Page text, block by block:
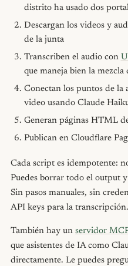
distrito ha usado dos
Descargan los videos y
de la junta
Transcriben el audio con
que maneja bien la mezcla
Conectan los puntos de la
video usando Claude
Generan páginas HTML
Publican en Cloudflare
Cada script es idempotente:
Puedes borrar todo el output
Sin pasos manuales, sin
API keys para la transcripción.
También hay un servidor
que asistentes de IA como
directamente. Le puedes